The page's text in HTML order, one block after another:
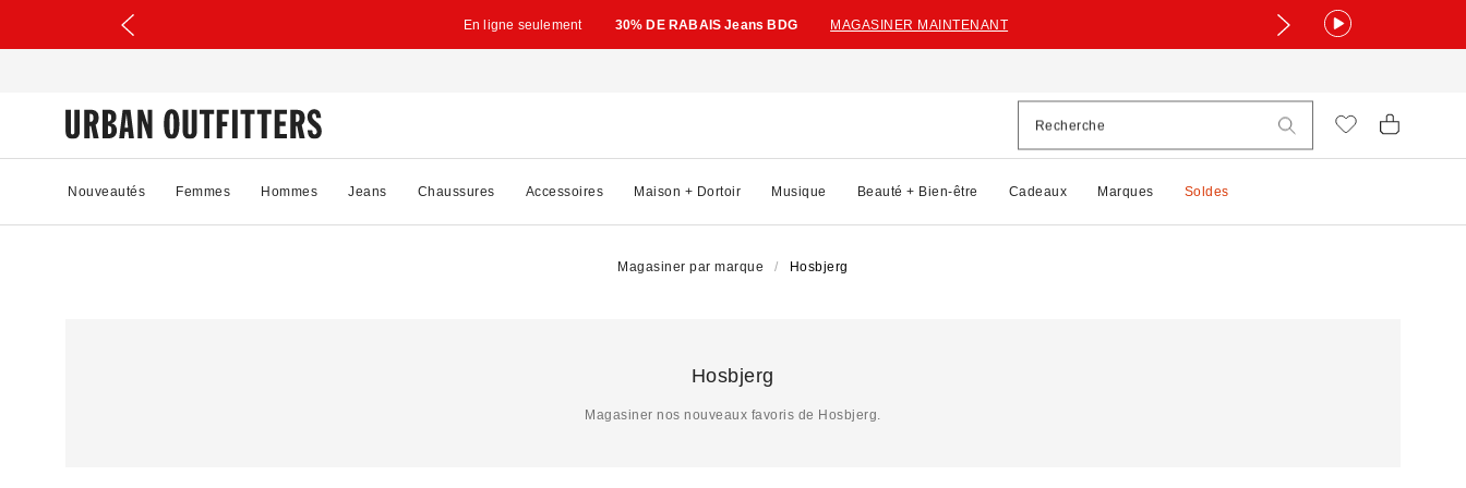
En ligne seulement 30% DE RABAIS Jeans BDG MAGASINER MAINTENANT
Nouveautés Femmes Hommes Jeans Chaussures Accessoires Maison + Dortoir Musique Beauté + Bien-être Cadeaux Marques Soldes
Magasiner par marque Hosbjerg
Hosbjerg
Magasiner nos nouveaux favoris de Hosbjerg.